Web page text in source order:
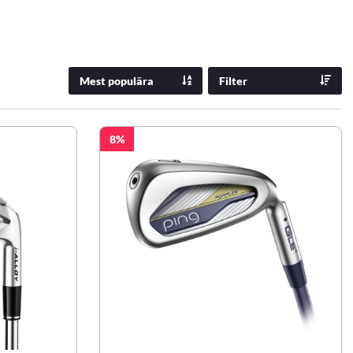
Mest populära Filter
8